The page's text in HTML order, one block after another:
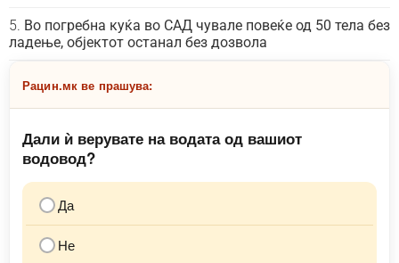
Во погребна куќа во САД чувале повеќе од 50 тела без
ладење, објектот останал без дозвола
Рацин.мк ве прашува:
Дали ѝ верувате на водата од вашиот
водовод?
Да
Не